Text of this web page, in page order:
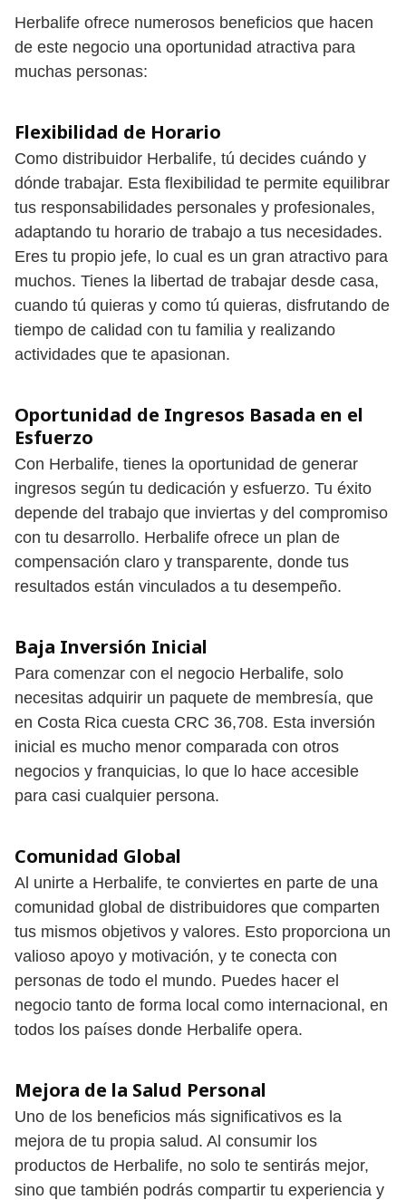
Herbalife ofrece numerosos beneficios que hacen
de este negocio una oportunidad atractiva para
muchas personas:
Flexibilidad de Horario
Como distribuidor Herbalife, tú decides cuándo y
dónde trabajar. Esta flexibilidad te permite equilibrar
tus responsabilidades personales y profesionales,
adaptando tu horario de trabajo a tus necesidades.
Eres tu propio jefe, lo cual es un gran atractivo para
muchos. Tienes la libertad de trabajar desde casa,
cuando tú quieras y como tú quieras, disfrutando de
tiempo de calidad con tu familia y realizando
actividades que te apasionan.
Oportunidad de Ingresos Basada en el
Esfuerzo
Con Herbalife, tienes la oportunidad de generar
ingresos según tu dedicación y esfuerzo. Tu éxito
depende del trabajo que inviertas y del compromiso
con tu desarrollo. Herbalife ofrece un plan de
compensación claro y transparente, donde tus
resultados están vinculados a tu desempeño.
Baja Inversión Inicial
Para comenzar con el negocio Herbalife, solo
necesitas adquirir un paquete de membresía, que
en Costa Rica cuesta CRC 36,708. Esta inversión
inicial es mucho menor comparada con otros
negocios y franquicias, lo que lo hace accesible
para casi cualquier persona.
Comunidad Global
Al unirte a Herbalife, te conviertes en parte de una
comunidad global de distribuidores que comparten
tus mismos objetivos y valores. Esto proporciona un
valioso apoyo y motivación, y te conecta con
personas de todo el mundo. Puedes hacer el
negocio tanto de forma local como internacional, en
todos los países donde Herbalife opera.
Mejora de la Salud Personal
Uno de los beneficios más significativos es la
mejora de tu propia salud. Al consumir los
productos de Herbalife, no solo te sentirás mejor,
sino que también podrás compartir tu experiencia y